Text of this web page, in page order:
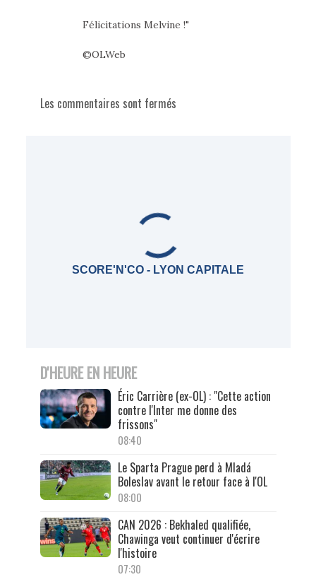
Félicitations Melvine !"
©OLWeb
Les commentaires sont fermés
SCORE'N'CO - LYON CAPITALE
D'HEURE EN HEURE
Éric Carrière (ex-OL) : "Cette action
contre l'Inter me donne des
frissons"
08:40
Le Sparta Prague perd à Mladá
Boleslav avant le retour face à l'OL
08:00
CAN 2026 : Bekhaled qualifiée,
Chawinga veut continuer d'écrire
l'histoire
07:30